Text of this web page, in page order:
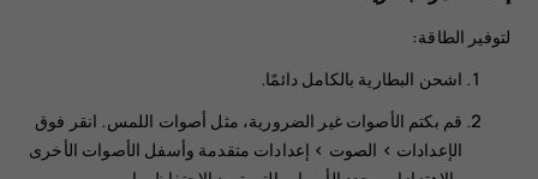
لتوفير الطاقة:
اشحن البطارية بالكامل دائمًا.
قم بكتم الأصوات غير الضرورية، مثل أصوات اللمس. انقر فوق
> الصوت > إعدادات متقدمة وأسفل الأصوات الأخرى